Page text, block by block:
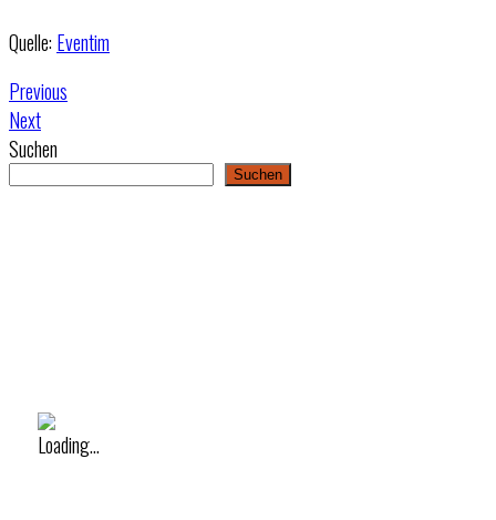
Quelle: Eventim
Previous
Next
Suchen
Suchen